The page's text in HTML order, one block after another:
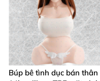
Búp bê tình dục bán thân